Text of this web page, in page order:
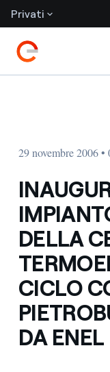
Privati
29 novembre 2006 •
DELLA
CICLO
DA ENEL